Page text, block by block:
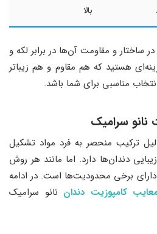
بالا
ساختار و مقاومت آن‌ها در برابر لکه و
هستید که هم مقاوم و هم زیباتر
مناسبی برای شما باشد.
نانو سرامیک
ترکیب منحصر به فرد مواد تشکیل
دندان‌ها دارد. اما مانند هر روش
برخی محدودیت‌ها است. در ادامه
کامپوزیت دندان نانو سرامیک